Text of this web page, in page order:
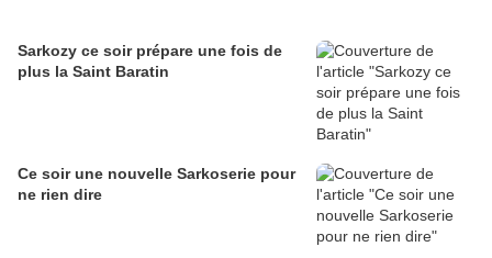
Sarkozy ce soir prépare une fois de
plus la Saint Baratin
Ce soir une nouvelle Sarkoserie pour
ne rien dire